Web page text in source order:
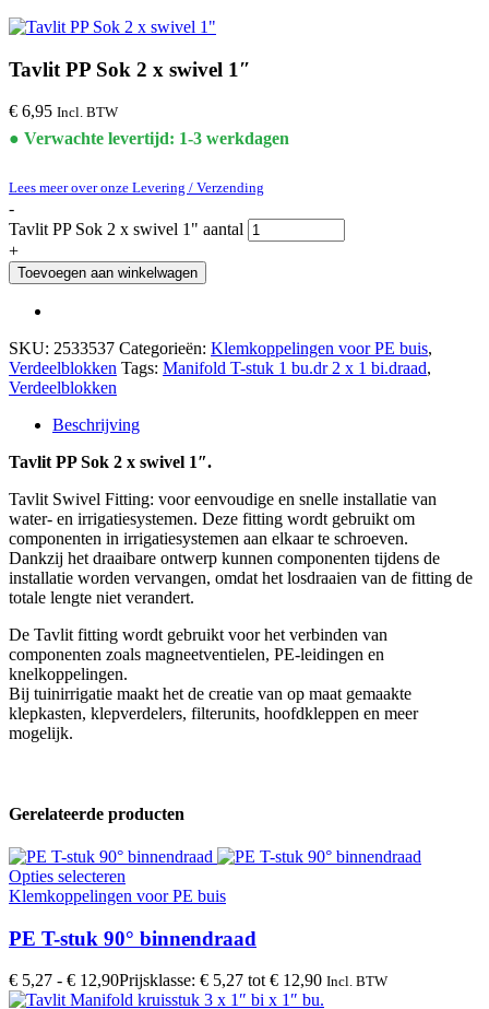
Tavlit PP Sok 2 x swivel 1″
€ 6,95 Incl. BTW
● Verwachte levertijd: 1-3 werkdagen
Lees meer over onze Levering / Verzending
-
Tavlit PP Sok 2 x swivel 1" aantal
+
Toevoegen aan winkelwagen
SKU: 2533537 Categorieën: Klemkoppelingen voor PE buis,
Verdeelblokken Tags: Manifold T-stuk 1 bu.dr 2 x 1 bi.draad,
Verdeelblokken
Beschrijving
Tavlit PP Sok 2 x swivel 1″.
Tavlit Swivel Fitting: voor eenvoudige en snelle installatie van
water- en irrigatiesystemen. Deze fitting wordt gebruikt om
componenten in irrigatiesystemen aan elkaar te schroeven.
Dankzij het draaibare ontwerp kunnen componenten tijdens de
installatie worden vervangen, omdat het losdraaien van de fitting de
totale lengte niet verandert.
De Tavlit fitting wordt gebruikt voor het verbinden van
componenten zoals magneetventielen, PE-leidingen en
knelkoppelingen.
Bij tuinirrigatie maakt het de creatie van op maat gemaakte
klepkasten, klepverdelers, filterunits, hoofdkleppen en meer
mogelijk.
Gerelateerde producten
Opties selecteren
Klemkoppelingen voor PE buis
PE T-stuk 90° binnendraad
€ 5,27 - € 12,90Prijsklasse: € 5,27 tot € 12,90 Incl. BTW